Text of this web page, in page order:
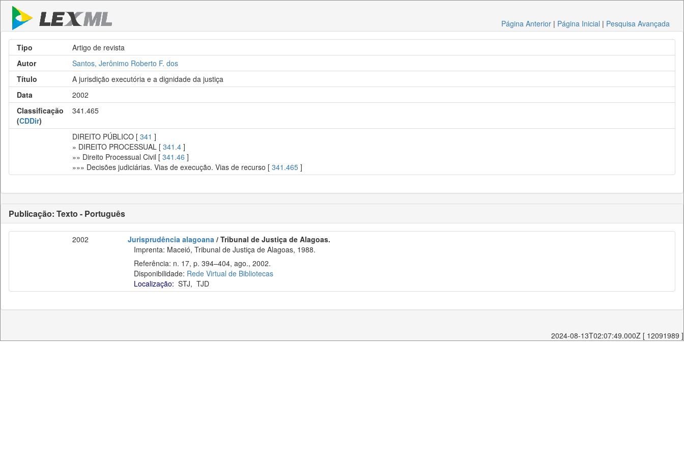
Página Anterior | Página Inicial | Pesquisa Avançada
Tipo
Artigo de revista
Autor
Santos, Jerônimo Roberto F. dos
Título
A jurisdição executória e a dignidade da justiça
Data
2002
Classificação
(CDDir)
341.465
DIREITO PÚBLICO [ 341 ]
» DIREITO PROCESSUAL [ 341.4 ]
»» Direito Processual Civil [ 341.46 ]
»»» Decisões judiciárias. Vias de execução. Vias de recurso [ 341.465 ]
Publicação: Texto - Português
2002 Jurisprudência alagoana / Tribunal de Justiça de Alagoas.
Imprenta: Maceió, Tribunal de Justiça de Alagoas, 1988.
Referência: n. 17, p. 394–404, ago., 2002.
Disponibilidade: Rede Virtual de Bibliotecas
Localização: STJ, TJD
2024-08-13T02:07:49.000Z [ 12091989 ]